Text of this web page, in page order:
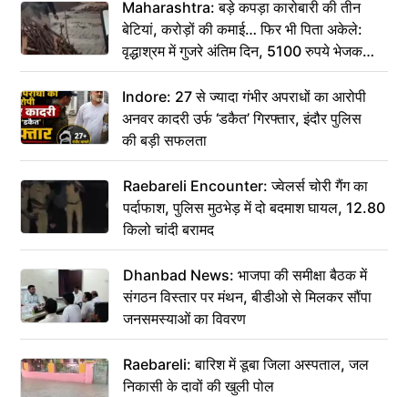
Maharashtra: बड़े कपड़ा कारोबारी की तीन
बेटियां, करोड़ों की कमाई… फिर भी पिता अकेले:
वृद्धाश्रम में गुजरे अंतिम दिन, 5100 रुपये भेजकर
कहा– अंतिम संस्कार कर दीजिए हम नहीं आ पाएंगे
Indore: 27 से ज्यादा गंभीर अपराधों का आरोपी
अनवर कादरी उर्फ ‘डकैत’ गिरफ्तार, इंदौर पुलिस
की बड़ी सफलता
Raebareli Encounter: ज्वेलर्स चोरी गैंग का
पर्दाफाश, पुलिस मुठभेड़ में दो बदमाश घायल, 12.80
किलो चांदी बरामद
Dhanbad News: भाजपा की समीक्षा बैठक में
संगठन विस्तार पर मंथन, बीडीओ से मिलकर सौंपा
जनसमस्याओं का विवरण
Raebareli: बारिश में डूबा जिला अस्पताल, जल
निकासी के दावों की खुली पोल